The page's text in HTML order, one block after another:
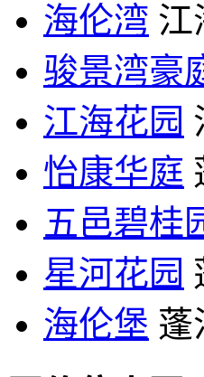
海伦湾 江
骏景湾豪
江海花园
怡康华庭
五邑碧桂
星河花园
海伦堡 蓬